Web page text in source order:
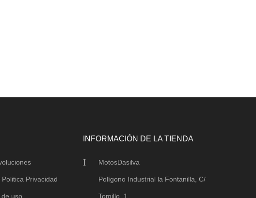
Privacidad
uso
INFORMACIÓN DE LA TIENDA
MotosDasilva
Polígono Industrial la Fontanilla, C/
Tomillo, 1